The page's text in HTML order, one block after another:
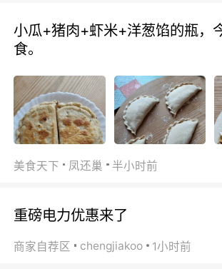
小瓜+猪肉+虾米+洋葱馅的瓶，
食。
美食天下 凤还巢 半小时前
重磅电力优惠来了
商家自荐区 chengjiakoo 1小时前